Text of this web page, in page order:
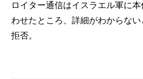
ロイター通信はイスラエル軍に
わせたところ、詳細がわからな
拒否。